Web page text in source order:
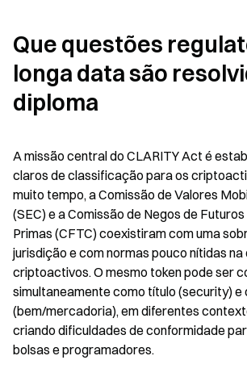
Que questões
longa data são
diploma
A missão central do CLARITY Act é
claros de classificação para os
muito tempo, a Comissão de Valores
(SEC) e a Comissão de Negos de
Primas (CFTC) coexistiram com uma
jurisdição e com normas pouco nítidas
criptoactivos. O mesmo token pode ser
simultaneamente como título (security)
(bem/mercadoria), em diferentes
criando dificuldades de conformidade
bolsas e programadores.